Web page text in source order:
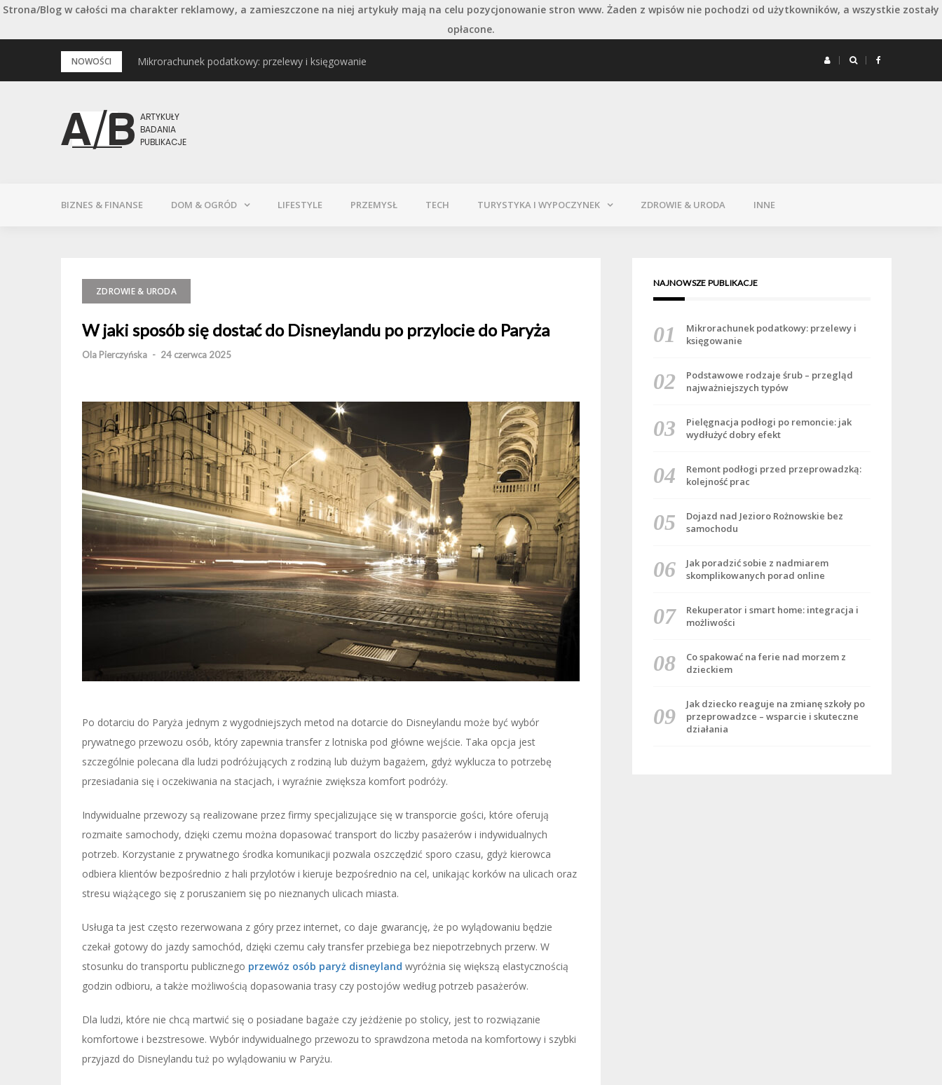
Strona/Blog w całości ma charakter reklamowy, a zamieszczone na niej artykuły mają na celu pozycjonowanie stron www. Żaden z wpisów nie pochodzi od użytkowników, a wszystkie zostały
opłacone.
NOWOŚCI Mikrorachunek podatkowy: przelewy i księgowanie
Podstawowe rodzaje śrub – przegląd najważniejszych typów
BIZNES & FINANSE DOM & OGRÓD LIFESTYLE PRZEMYSŁ TECH TURYSTYKA I WYPOCZYNEK ZDROWIE & URODA INNE
ZDROWIE & URODA
W jaki sposób się dostać do Disneylandu po przylocie do Paryża
Ola Pierczyńska - 24 czerwca 2025
Po dotarciu do Paryża jednym z wygodniejszych metod na dotarcie do Disneylandu może być wybór
prywatnego przewozu osób, który zapewnia transfer z lotniska pod główne wejście. Taka opcja jest
szczególnie polecana dla ludzi podróżujących z rodziną lub dużym bagażem, gdyż wyklucza to potrzebę
przesiadania się i oczekiwania na stacjach, i wyraźnie zwiększa komfort podróży.
Indywidualne przewozy są realizowane przez firmy specjalizujące się w transporcie gości, które oferują
rozmaite samochody, dzięki czemu można dopasować transport do liczby pasażerów i indywidualnych
potrzeb. Korzystanie z prywatnego środka komunikacji pozwala oszczędzić sporo czasu, gdyż kierowca
odbiera klientów bezpośrednio z hali przylotów i kieruje bezpośrednio na cel, unikając korków na ulicach oraz
stresu wiążącego się z poruszaniem się po nieznanych ulicach miasta.
Usługa ta jest często rezerwowana z góry przez internet, co daje gwarancję, że po wylądowaniu będzie
czekał gotowy do jazdy samochód, dzięki czemu cały transfer przebiega bez niepotrzebnych przerw. W
stosunku do transportu publicznego przewóz osób paryż disneyland wyróżnia się większą elastycznością
godzin odbioru, a także możliwością dopasowania trasy czy postojów według potrzeb pasażerów.
Dla ludzi, które nie chcą martwić się o posiadane bagaże czy jeżdżenie po stolicy, jest to rozwiązanie
komfortowe i bezstresowe. Wybór indywidualnego przewozu to sprawdzona metoda na komfortowy i szybki
przyjazd do Disneylandu tuż po wylądowaniu w Paryżu.
NAJNOWSZE PUBLIKACJE
Mikrorachunek podatkowy: przelewy i
księgowanie
Podstawowe rodzaje śrub – przegląd
najważniejszych typów
Pielęgnacja podłogi po remoncie: jak
wydłużyć dobry efekt
Remont podłogi przed przeprowadzką:
kolejność prac
Dojazd nad Jezioro Rożnowskie bez
samochodu
Jak poradzić sobie z nadmiarem
skomplikowanych porad online
Rekuperator i smart home: integracja i
możliwości
Co spakować na ferie nad morzem z
dzieckiem
Jak dziecko reaguje na zmianę szkoły po
przeprowadzce – wsparcie i skuteczne
działania